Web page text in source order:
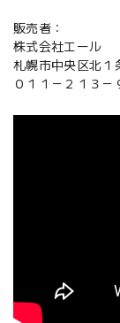
販売者：
株式会社エール
札幌市中央区北１
０１１－２１３－